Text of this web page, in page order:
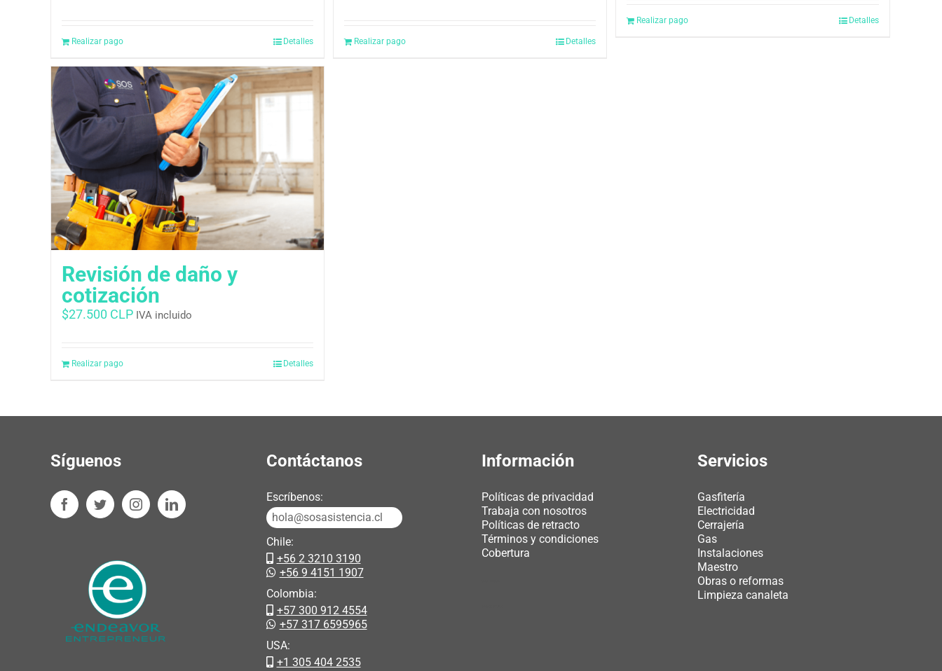
Realizar pago Detalles Realizar pago Detalles
Realizar pago Detalles
Revisión de daño y
cotización
$27.500 CLP IVA incluido
Realizar pago Detalles
Síguenos Contáctanos
Escríbenos:
hola@sosasistencia.cl
Chile:
+56 2 3210 3190
+56 9 4151 1907
Colombia:
+57 300 912 4554
+57 317 6595965
USA:
+1 305 404 2535
Información
Políticas de privacidad
Trabaja con nosotros
Políticas de retracto
Términos y condiciones
Cobertura
Servicios
Gasfitería
Electricidad
Cerrajería
Gas
Instalaciones
Maestro
Obras o reformas
Limpieza canaleta